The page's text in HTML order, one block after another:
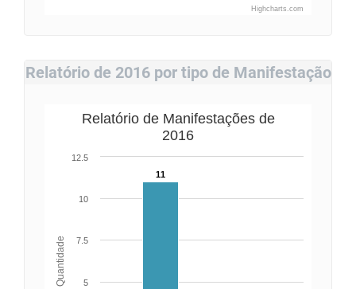
Highcharts.com
Relatório de 2016 por tipo de Manifestação
Quantidade
Relatório de Manifestações de
2016
11
5
7.5
10
12.5